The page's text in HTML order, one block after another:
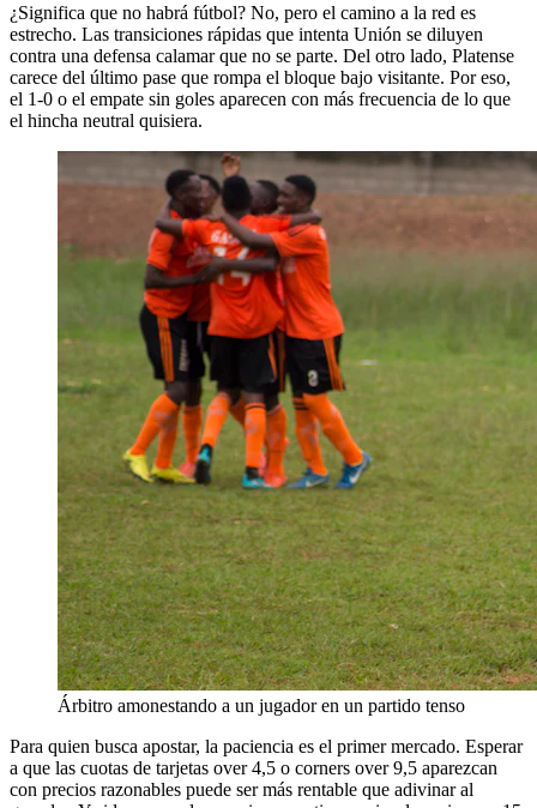
¿Significa que no habrá fútbol? No, pero el camino a la red es
estrecho. Las transiciones rápidas que intenta Unión se diluyen
contra una defensa calamar que no se parte. Del otro lado, Platense
carece del último pase que rompa el bloque bajo visitante. Por eso,
el 1-0 o el empate sin goles aparecen con más frecuencia de lo que
el hincha neutral quisiera.
Árbitro amonestando a un jugador en un partido tenso
Para quien busca apostar, la paciencia es el primer mercado. Esperar
a que las cuotas de tarjetas over 4,5 o corners over 9,5 aparezcan
con precios razonables puede ser más rentable que adivinar al